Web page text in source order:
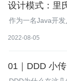
设计模式：里
作为一名Java开发
些关于C++的东
模式有时被视为面
2022-08-05
01｜DDD 小